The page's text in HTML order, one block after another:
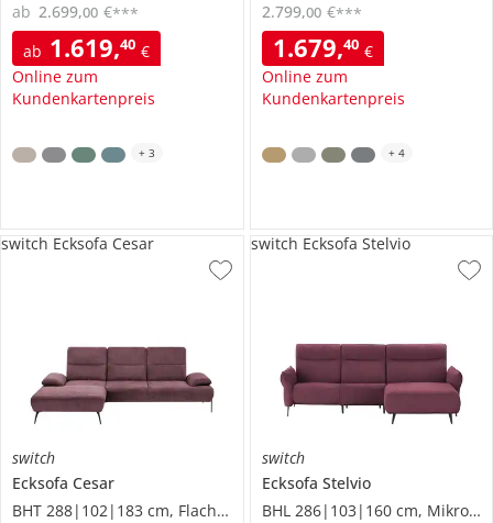
ab 1.619,40 €
Online zum
Kundenkartenpreis
ab 2.699,00 €***
+ 3
1.679,40 €
Online zum
Kundenkartenpreis
2.799,00 €***
+ 4
switch
Ecksofa Cesar
BHT 288|102|183 cm, Flachgewebe grob
switch Ecksofa Cesar
switch
Ecksofa Stelvio
BHL 286|103|160 cm, Mikrofaser in Velours-Optik
switch Ecksofa Stelvio